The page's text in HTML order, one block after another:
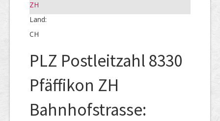
ZH
Land:
CH
PLZ Postleitzahl 8330
Pfäffikon ZH
Bahnhofstrasse: